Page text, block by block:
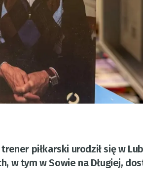
piłkarski urodził się w
w tym w Sowie na Długiej,